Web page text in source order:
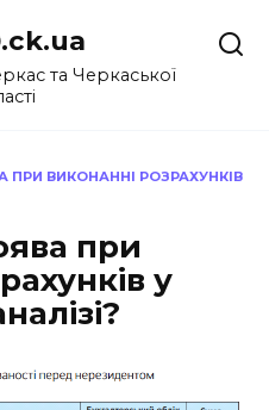
та Черкаської
ВИКОНАННІ РОЗРАХУНКІВ
при
у